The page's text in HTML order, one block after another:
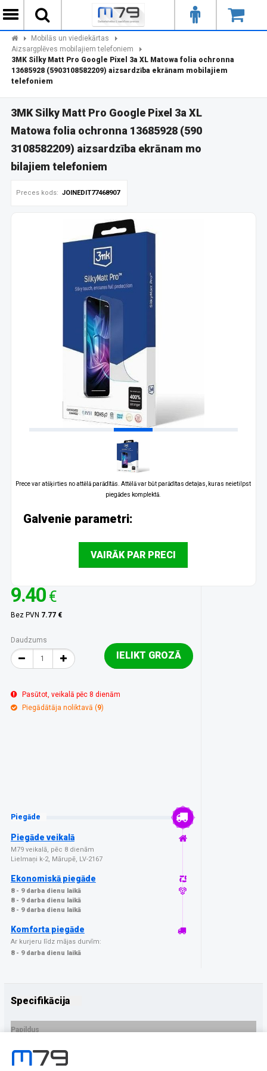
Mobilās un viediekārtas
Aizsargplēves mobilajiem telefoniem
3MK Silky Matt Pro Google Pixel 3a XL Matowa folia ochronna
13685928 (5903108582209) aizsardzība ekrānam mobilajiem
telefoniem
3MK Silky Matt Pro Google Pixel 3a XL
Matowa folia ochronna 13685928 (590
3108582209) aizsardzība ekrānam mo
bilajiem telefoniem
Preces kods: JOINEDIT77468907
Prece var atšķirties no attēlā parādītās. Attēlā var būt parādītas detaļas, kuras neietilpst
piegādes komplektā.
Galvenie parametri:
VAIRĀK PAR PRECI
9.40 €
Bez PVN 7.77 €
Daudzums
IELIKT GROZĀ
Pasūtot, veikalā pēc 8 dienām
Piegādātāja noliktavā (9)
Piegāde
Piegāde veikalā
M79 veikalā, pēc 8 dienām
Lielmaņi k-2, Mārupē, LV-2167
Ekonomiskā piegāde
8 - 9 darba dienu laikā
8 - 9 darba dienu laikā
8 - 9 darba dienu laikā
Komforta piegāde
Ar kurjeru līdz mājas durvīm:
8 - 9 darba dienu laikā
Specifikācija
Papildus
Ražotājs